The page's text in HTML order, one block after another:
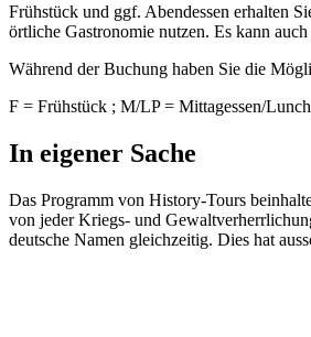
Frühstück und ggf. Abendessen erhalten
örtliche Gastronomie nutzen. Es kann
Während der Buchung haben Sie die
F = Frühstück ; M/LP = Mittagessen/
In eigener Sache
Das Programm von History-Tours
von jeder Kriegs- und
deutsche Namen gleichzeitig. Dies hat